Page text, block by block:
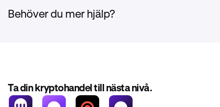
Behöver du mer hjälp?
Ta din kryptohandel till nästa nivå.